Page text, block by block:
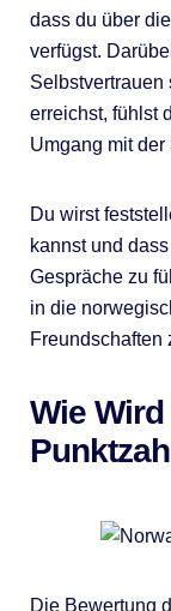
dass du über
verfügst.
Selbstvertrauen
erreichst, fühlst
Umgang mit der
Du wirst
kannst und
Gespräche zu
in die
Freundschaften
Wie
Die Bewertung